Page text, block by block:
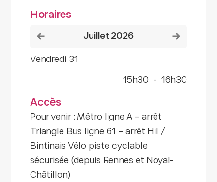
Horaires
Voir le mois précédentjuillet 2026
vendredi 31
15h30 - 16h30
Accès
Pour venir : Métro ligne A – arrêt
Triangle Bus ligne 61 – arrêt Hil /
Bintinais Vélo piste cyclable
sécurisée (depuis Rennes et Noyal-
Châtillon)